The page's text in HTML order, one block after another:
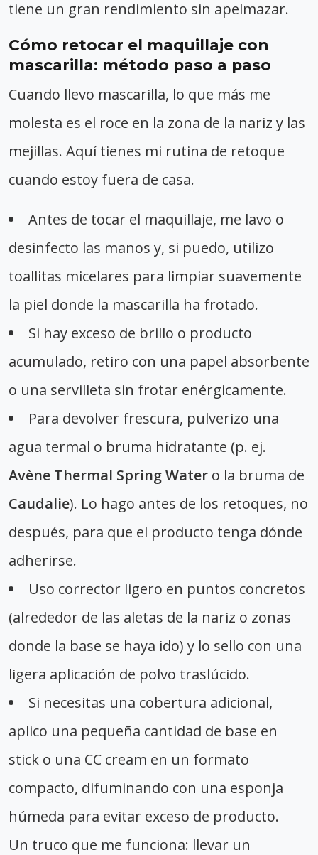
tiene un gran rendimiento sin apelmazar.
Cómo retocar el maquillaje con
mascarilla: método paso a paso
Cuando llevo mascarilla, lo que más me
molesta es el roce en la zona de la nariz y las
mejillas. Aquí tienes mi rutina de retoque
cuando estoy fuera de casa.
Antes de tocar el maquillaje, me lavo o
desinfecto las manos y, si puedo, utilizo
toallitas micelares para limpiar suavemente
la piel donde la mascarilla ha frotado.
Si hay exceso de brillo o producto
acumulado, retiro con una papel absorbente
o una servilleta sin frotar enérgicamente.
Para devolver frescura, pulverizo una
agua termal o bruma hidratante (p. ej.
Avène Thermal Spring Water o la bruma de
Caudalie). Lo hago antes de los retoques, no
después, para que el producto tenga dónde
adherirse.
Uso corrector ligero en puntos concretos
(alrededor de las aletas de la nariz o zonas
donde la base se haya ido) y lo sello con una
ligera aplicación de polvo traslúcido.
Si necesitas una cobertura adicional,
aplico una pequeña cantidad de base en
stick o una CC cream en un formato
compacto, difuminando con una esponja
húmeda para evitar exceso de producto.
Un truco que me funciona: llevar un